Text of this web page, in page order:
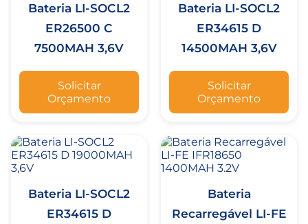
Bateria LI-SOCL2
ER26500 C
7500MAH 3,6V
Solicitar
Orçamento
Bateria LI-SOCL2
ER34615 D
14500MAH 3,6V
Solicitar
Orçamento
Bateria LI-SOCL2
ER34615 D
Bateria
Recarregável LI-FE